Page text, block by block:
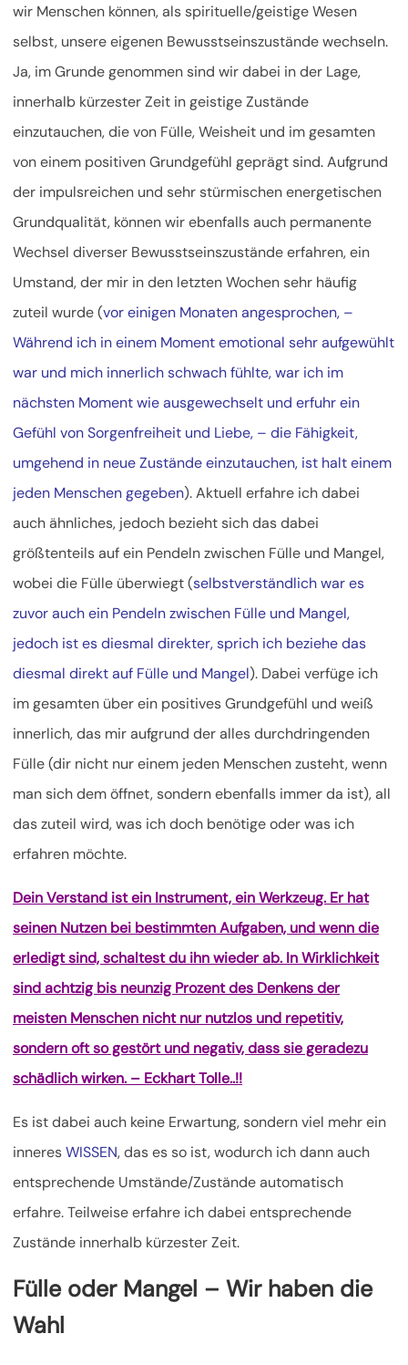
wir Menschen können, als spirituelle/geistige Wesen
selbst, unsere eigenen Bewusstseinszustände wechseln.
Ja, im Grunde genommen sind wir dabei in der Lage,
innerhalb kürzester Zeit in geistige Zustände
einzutauchen, die von Fülle, Weisheit und im gesamten
von einem positiven Grundgefühl geprägt sind. Aufgrund
der impulsreichen und sehr stürmischen energetischen
Grundqualität, können wir ebenfalls auch permanente
Wechsel diverser Bewusstseinszustände erfahren, ein
Umstand, der mir in den letzten Wochen sehr häufig
zuteil wurde (vor einigen Monaten angesprochen, –
Während ich in einem Moment emotional sehr aufgewühlt
war und mich innerlich schwach fühlte, war ich im
nächsten Moment wie ausgewechselt und erfuhr ein
Gefühl von Sorgenfreiheit und Liebe, – die Fähigkeit,
umgehend in neue Zustände einzutauchen, ist halt einem
jeden Menschen gegeben). Aktuell erfahre ich dabei
auch ähnliches, jedoch bezieht sich das dabei
größtenteils auf ein Pendeln zwischen Fülle und Mangel,
wobei die Fülle überwiegt (selbstverständlich war es
zuvor auch ein Pendeln zwischen Fülle und Mangel,
jedoch ist es diesmal direkter, sprich ich beziehe das
diesmal direkt auf Fülle und Mangel). Dabei verfüge ich
im gesamten über ein positives Grundgefühl und weiß
innerlich, das mir aufgrund der alles durchdringenden
Fülle (dir nicht nur einem jeden Menschen zusteht, wenn
man sich dem öffnet, sondern ebenfalls immer da ist), all
das zuteil wird, was ich doch benötige oder was ich
erfahren möchte.
Dein Verstand ist ein Instrument, ein Werkzeug. Er hat
seinen Nutzen bei bestimmten Aufgaben, und wenn die
erledigt sind, schaltest du ihn wieder ab. In Wirklichkeit
sind achtzig bis neunzig Prozent des Denkens der
meisten Menschen nicht nur nutzlos und repetitiv,
sondern oft so gestört und negativ, dass sie geradezu
schädlich wirken. – Eckhart Tolle..!!
Es ist dabei auch keine Erwartung, sondern viel mehr ein
inneresWISSEN, das es so ist, wodurch ich dann auch
entsprechende Umstände/Zustände automatisch
erfahre. Teilweise erfahre ich dabei entsprechende
Zustände innerhalb kürzester Zeit.
Fülle oder Mangel – Wir haben die
Wahl